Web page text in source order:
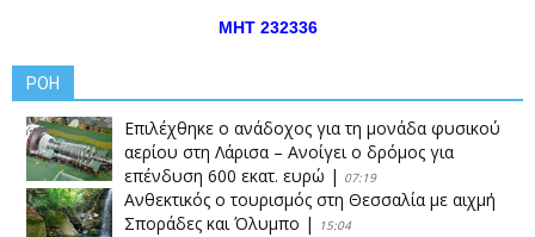
ΜΗΤ 232336
ΡΟΗ
Επιλέχθηκε ο ανάδοχος για τη μονάδα φυσικού
αερίου στη Λάρισα – Ανοίγει ο δρόμος για
επένδυση 600 εκατ. ευρώ | 07:19
Ανθεκτικός ο τουρισμός στη Θεσσαλία με αιχμή
Σποράδες και Όλυμπο | 15:04